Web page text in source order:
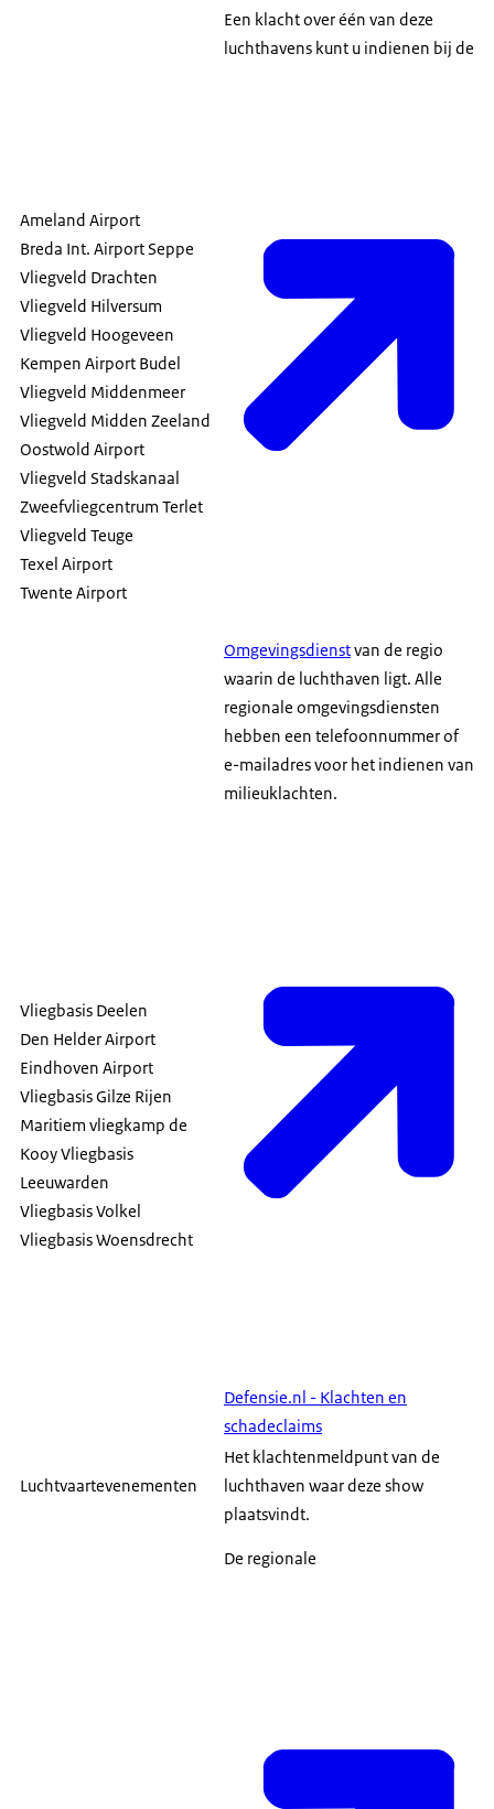
Ameland Airport
Breda Int. Airport Seppe
Vliegveld Drachten
Vliegveld Hilversum
Vliegveld Hoogeveen
Kempen Airport Budel
Vliegveld Middenmeer
Vliegveld Midden Zeeland
Oostwold Airport
Vliegveld Stadskanaal
Zweefvliegcentrum Terlet
Vliegveld Teuge
Texel Airport
Twente Airport
Een klacht over één van deze
luchthavens kunt u indienen bij de
Omgevingsdienstvan de regio
waarin de luchthaven ligt. Alle
regionale omgevingsdiensten
hebben een telefoonnummer of
e-mailadres voor het indienen van
milieuklachten.
Vliegbasis Deelen
Den Helder Airport
Eindhoven Airport
Vliegbasis Gilze Rijen
Maritiem vliegkamp de
Kooy Vliegbasis
Leeuwarden
Vliegbasis Volkel
Vliegbasis Woensdrecht
Defensie.nl - Klachten en
schadeclaims
Luchtvaartevenementen
Het klachtenmeldpunt van de
luchthaven waar deze show
plaatsvindt.
De regionale